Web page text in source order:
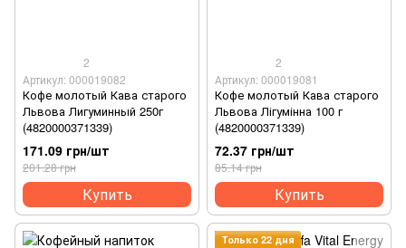
2
Артикул: 000019082
Кофе молотый Кава старого
Львова Лигуминный 250г
(4820000371339)
171.09 грн/шт
201.28 грн
Купить
2
Артикул: 000019081
Кофе молотый Кава старого
Львова Лігумінна 100 г
(4820000371339)
72.37 грн/шт
85.14 грн
Купить
Только 22 дня